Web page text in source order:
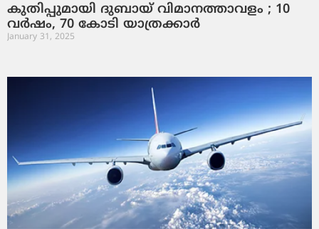
കുതിപ്പുമായി ദുബായ് വിമാനത്താവളം ; 10
വർഷം, 70 കോടി യാത്രക്കാർ
January 31, 2025